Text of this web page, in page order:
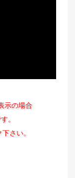
示の場合
。
さい。